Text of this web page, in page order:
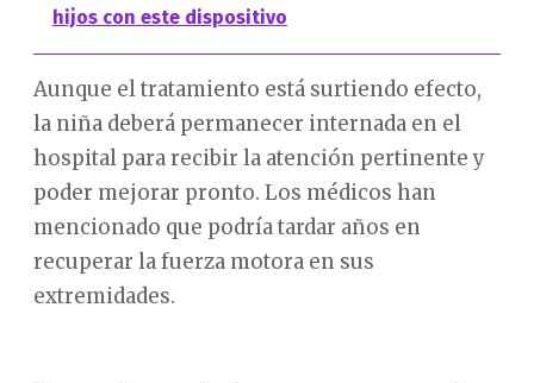
hijos con este dispositivo
Aunque el tratamiento está surtiendo efecto,
la niña deberá permanecer internada en el
hospital para recibir la atención pertinente y
poder mejorar pronto. Los médicos han
mencionado que podría tardar años en
recuperar la fuerza motora en sus
extremidades.